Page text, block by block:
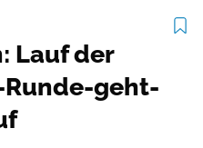
Lauf der
geht-